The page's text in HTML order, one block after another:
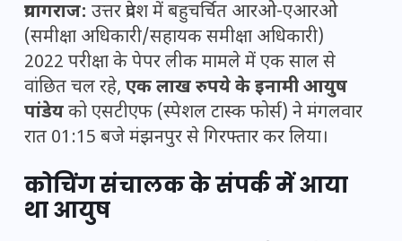
प्रयागराज: उत्तर प्रदेश में बहुचर्चित आरओ-एआरओ
(समीक्षा अधिकारी/सहायक समीक्षा अधिकारी)
2022 परीक्षा के पेपर लीक मामले में एक साल से
वांछित चल रहे, एक लाख रुपये के इनामी आयुष
पांडेयको एसटीएफ (स्पेशल टास्क फोर्स) ने मंगलवार
रात 01:15 बजे मंझनपुर से गिरफ्तार कर लिया।
कोचिंग संचालक के संपर्क में आया
था आयुष